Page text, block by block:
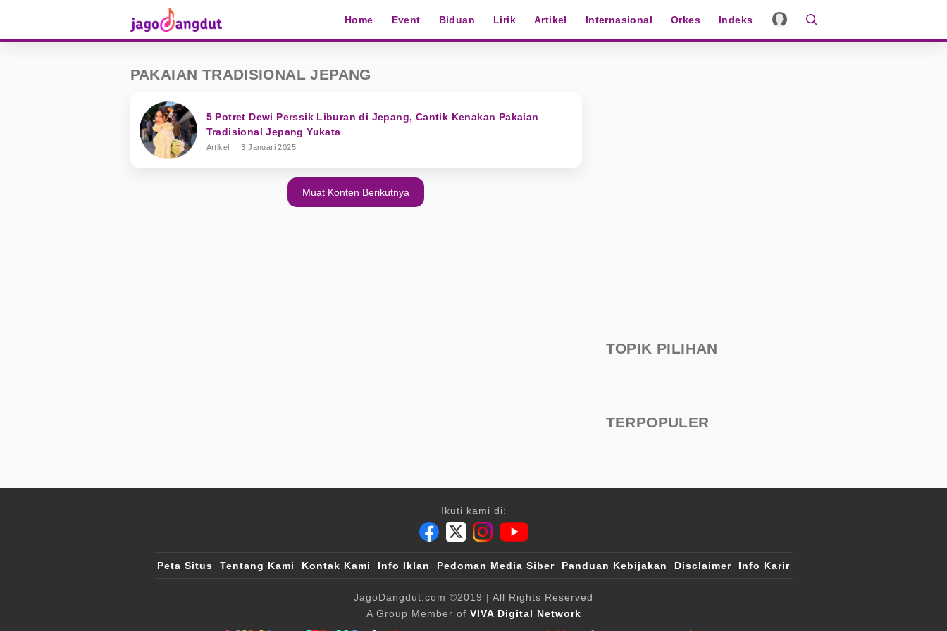
Home Event Biduan Lirik Artikel Internasional Orkes Indeks
PAKAIAN TRADISIONAL JEPANG
5 Potret Dewi Perssik Liburan di Jepang, Cantik Kenakan Pakaian
Tradisional Jepang Yukata
Artikel 3 Januari 2025
Muat Konten Berikutnya
TOPIK PILIHAN
TERPOPULER
Ikuti kami di:
Peta Situs Tentang Kami Kontak Kami Info Iklan Pedoman Media Siber Panduan Kebijakan Disclaimer Info Karir
JagoDangdut.com ©2019 | All Rights Reserved
A Group Member of VIVA Digital Network